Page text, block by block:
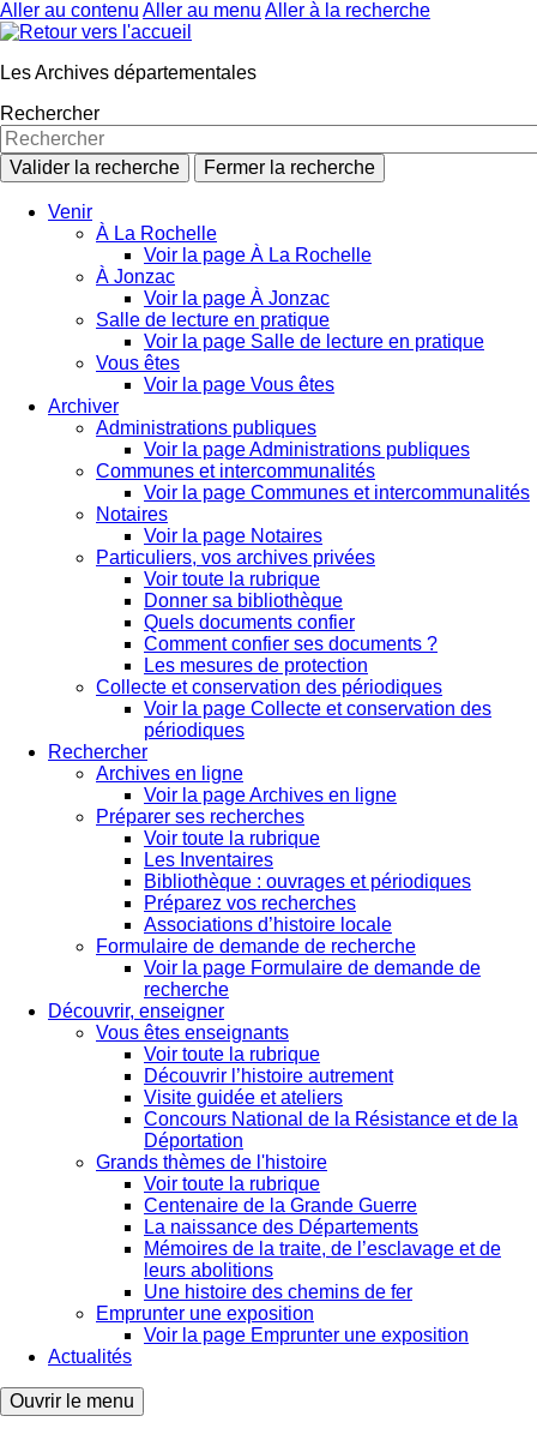
Aller au contenu Aller au menu Aller à la recherche
Les Archives départementales
Rechercher
Valider la recherche Fermer la recherche
Venir
À La Rochelle
Voir la page À La Rochelle
À Jonzac
Voir la page À Jonzac
Salle de lecture en pratique
Voir la page Salle de lecture en pratique
Vous êtes
Voir la page Vous êtes
Archiver
Administrations publiques
Voir la page Administrations publiques
Communes et intercommunalités
Voir la page Communes et intercommunalités
Notaires
Voir la page Notaires
Particuliers, vos archives privées
Voir toute la rubrique
Donner sa bibliothèque
Quels documents confier
Comment confier ses documents ?
Les mesures de protection
Collecte et conservation des périodiques
Voir la page Collecte et conservation des
périodiques
Rechercher
Archives en ligne
Voir la page Archives en ligne
Préparer ses recherches
Voir toute la rubrique
Les Inventaires
Bibliothèque : ouvrages et périodiques
Préparez vos recherches
Associations d’histoire locale
Formulaire de demande de recherche
Voir la page Formulaire de demande de
recherche
Découvrir, enseigner
Vous êtes enseignants
Voir toute la rubrique
Découvrir l’histoire autrement
Visite guidée et ateliers
Concours National de la Résistance et de la
Déportation
Grands thèmes de l'histoire
Voir toute la rubrique
Centenaire de la Grande Guerre
La naissance des Départements
Mémoires de la traite, de l’esclavage et de
leurs abolitions
Une histoire des chemins de fer
Emprunter une exposition
Voir la page Emprunter une exposition
Actualités
Ouvrir le menu